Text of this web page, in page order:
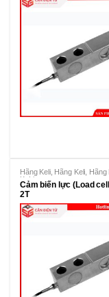
Hãng Keli, Hãng Keli, Hãng
KeLi
Cảm biến lực (Load
2T